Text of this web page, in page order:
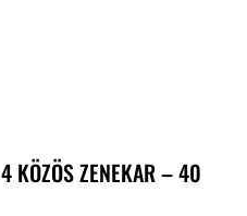
KÖZÖS ZENEKAR – 40